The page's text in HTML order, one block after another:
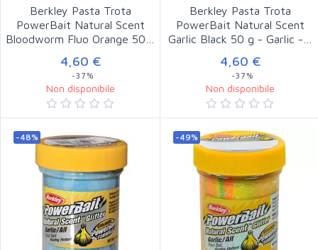
Berkley Pasta Trota
PowerBait Natural Scent
Bloodworm Fluo Orange 50…
4,60 €
-37%
Non disponibile
Berkley Pasta Trota
PowerBait Natural Scent
Garlic Black 50 g - Garlic -…
4,60 €
-37%
Non disponibile
-48% -49%